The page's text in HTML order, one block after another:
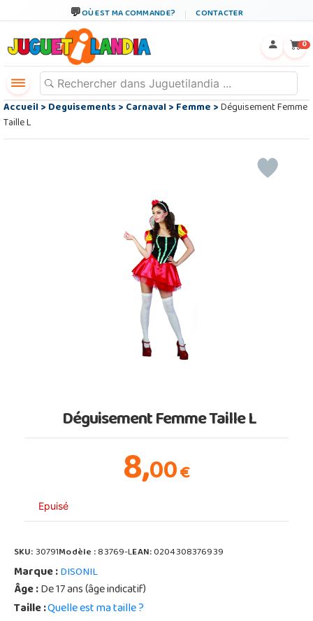
OÙ EST MA COMMANDE? CONTACTER
0
Accueil>Deguisements>Carnaval>Femme>Déguisement Femme
Taille L
Déguisement Femme Taille L
8,00€
Epuisé
SKU:30791Modèle :83769-LEAN:0204308376939
Marque :DISONIL
Âge :De 17 ans (âge indicatif)
Taille :Quelle est ma taille ?